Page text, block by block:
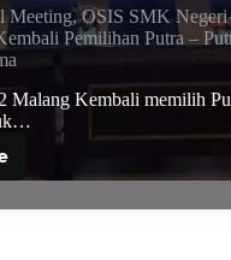
Meeting, OSIS SMK Negeri
Pemilihan Putra –
Malang Kembali memilih